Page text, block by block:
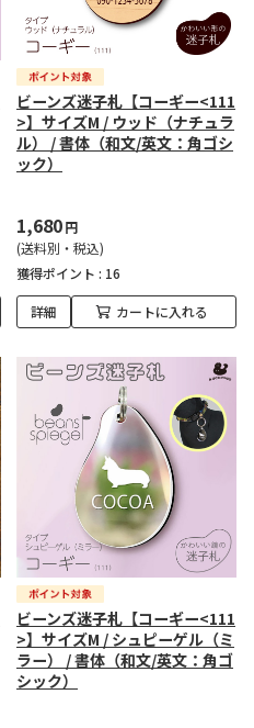
ビーンズ迷子札【コーギー<111
>】サイズM / ウッド（ナチュラ
ル） / 書体（和文/英文：角ゴシ
ック）
1,680円
(送料別・税込)
獲得ポイント : 16
詳細 カートに入れる
ビーンズ迷子札【コーギー<111
>】サイズM / シュピーゲル（ミ
ラー） / 書体（和文/英文：角ゴ
シック）